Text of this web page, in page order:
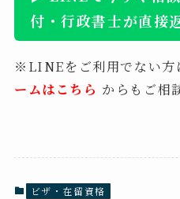
付・行政書士が直接
※LINEをご利用でない方
ームはこちら からもご相
ビザ・在留資格